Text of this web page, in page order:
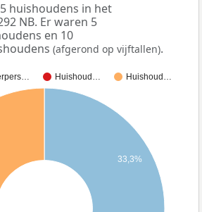
huishoudens in het
NB. Er waren 5
en 10
(afgerond op vijftallen).
Huishoud… Huishoud…
33,3%